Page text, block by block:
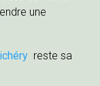
une
reste sa